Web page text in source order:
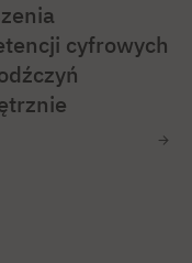
cyfrowych